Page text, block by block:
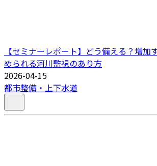
【セミナーレポート】どう備える？増
められる河川監視のあり⽅
2026-04-15
都市整備・上下水道